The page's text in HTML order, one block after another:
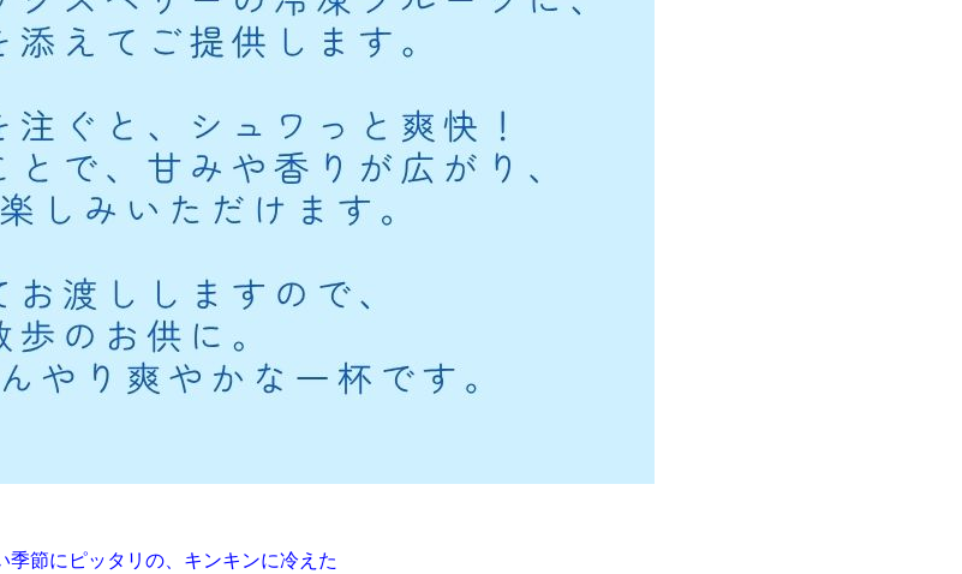
季節にピッタリの、キンキンに冷えた